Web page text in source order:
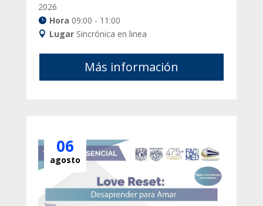
2026
Hora 09:00 - 11:00
Lugar Sincrónica en linea
Más información
06
agosto